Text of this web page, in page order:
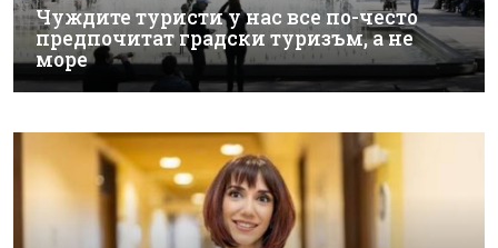
Чуждите туристи у нас все по-често
предпочитат градски туризъм, а не
море